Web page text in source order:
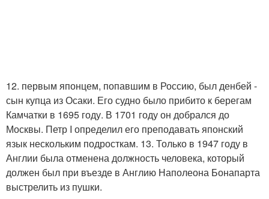
12. первым японцем, попавшим в Россию, был денбей -
сын купца из Осаки. Его судно было прибито к берегам
Камчатки в 1695 году. В 1701 году он добрался до
Москвы. Петр I определил его преподавать японский
язык нескольким подросткам. 13. Только в 1947 году в
Англии была отменена должность человека, который
должен был при въезде в Англию Наполеона Бонапарта
выстрелить из пушки.